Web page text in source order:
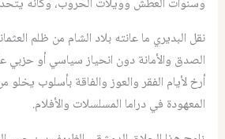
وسنوات العطش وويلات الحروب، وكأنه
نقل البديري ما عانته بلاد الشام من ظلم
الصدق والأمانة دون انحياز سياسي أو حزبي
أرخ لأيام الفقر والعوز والفاقة بأسلوب يخلو
المعهودة في دراما المسلسلات والأفلام.